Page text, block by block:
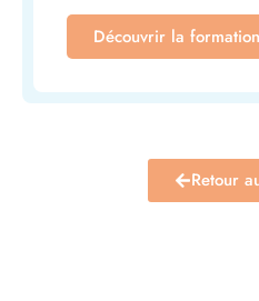
Découvrir la formation
Retour